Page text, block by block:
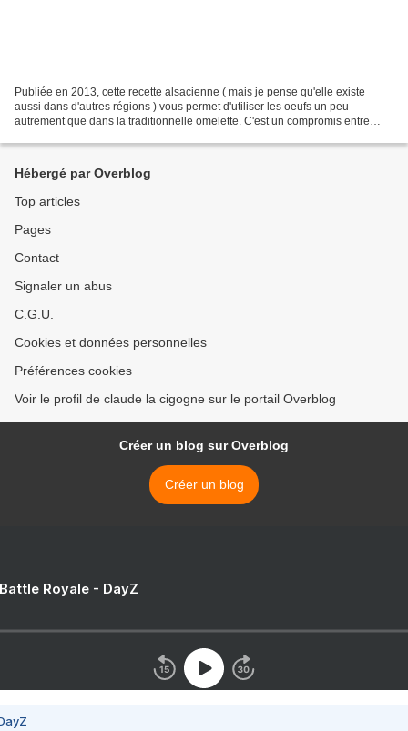
Publiée en 2013, cette recette alsacienne ( mais je pense qu'elle existe
aussi dans d'autres régions ) vous permet d'utiliser les oeufs un peu
autrement que dans la traditionnelle omelette. C'est un compromis entre
Hébergé par Overblog
Top articles
Pages
Contact
Signaler un abus
C.G.U.
Cookies et données personnelles
Préférences cookies
Voir le profil de claude la cigogne sur le portail Overblog
Créer un blog sur Overblog
Créer un blog
Royale - DayZ